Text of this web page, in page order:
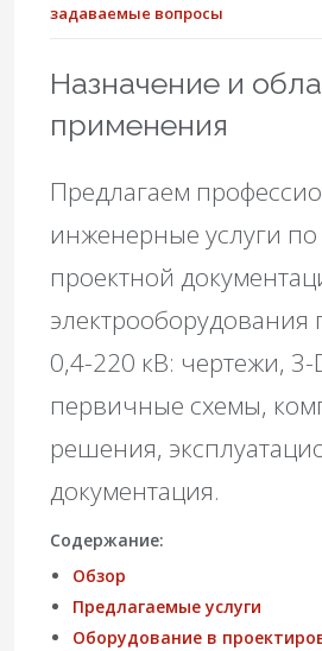
задаваемые вопросы
Назначение и
применения
Предлагаем
инженерные услуги по
проектной
электрооборудования
0,4-220 кВ: чертежи,
первичные схемы,
решения,
документация.
Содержание:
Обзор
Предлагаемые услуги
Оборудование в